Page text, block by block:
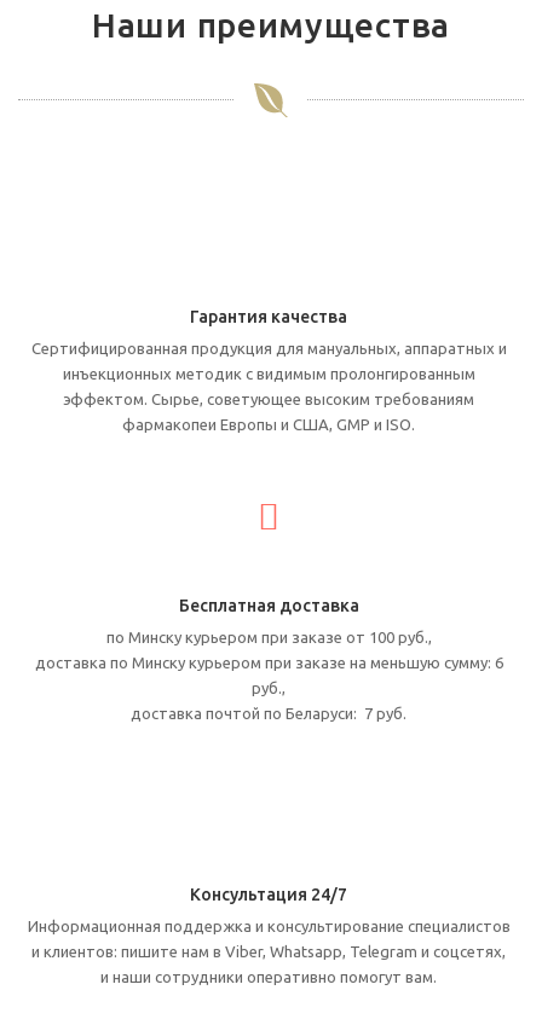
Наши преимущества
Гарантия качества
Cертифицированная продукция для мануальных, аппаратных и
инъекционных методик с видимым пролонгированным
эффектом. Cырье, советующее высоким требованиям
фармакопеи Европы и США, GMP и ISO.
Бесплатная доставка
по Минску курьером при заказе от 100 руб.,
доставка по Минску курьером при заказе на меньшую сумму: 6
руб.,
доставка почтойпо Беларуси: 7 руб.
Консультация 24/7
Информационная поддержка и консультирование специалистов
и клиентов: пишите нам в Viber, Whatsapp, Telegram и соцсетях,
и наши сотрудники оперативно помогут вам.